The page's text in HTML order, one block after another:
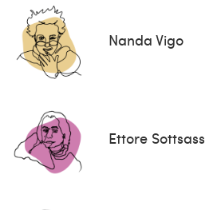
Nanda Vigo
Ettore Sottsass